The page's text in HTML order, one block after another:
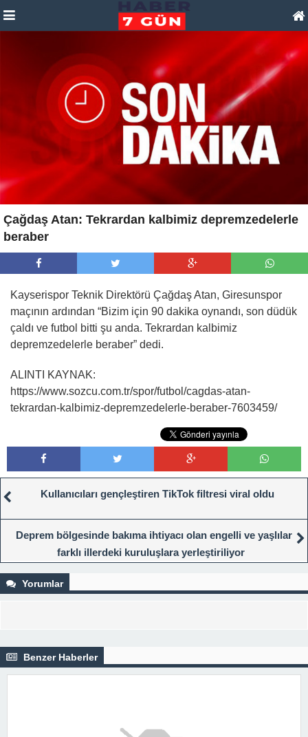
Çağdaş Atan: Tekrardan kalbimiz depremzedelerle
beraber
Kayserispor Teknik Direktörü Çağdaş Atan, Giresunspor
maçının ardından “Bizim için 90 dakika oynandı, son düdük
çaldı ve futbol bitti şu anda. Tekrardan kalbimiz
depremzedelerle beraber” dedi.
ALINTI KAYNAK:
https://www.sozcu.com.tr/spor/futbol/cagdas-atan-
tekrardan-kalbimiz-depremzedelerle-beraber-7603459/
Kullanıcıları gençleştiren TikTok filtresi viral oldu
Deprem bölgesinde bakıma ihtiyacı olan engelli ve yaşlılar
farklı illerdeki kuruluşlara yerleştiriliyor
Yorumlar
Benzer Haberler